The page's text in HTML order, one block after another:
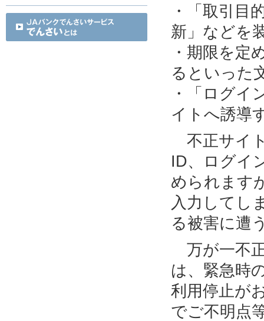
・「取引目
新」などを
・期限を定
るといった
・「ログイ
イトへ誘導
不正サイ
ID、ログイ
められます
入力してし
る被害に遭
万が一不
は、緊急時
利用停止が
でご不明点